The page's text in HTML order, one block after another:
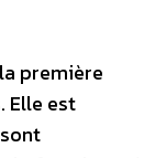
première
Elle est